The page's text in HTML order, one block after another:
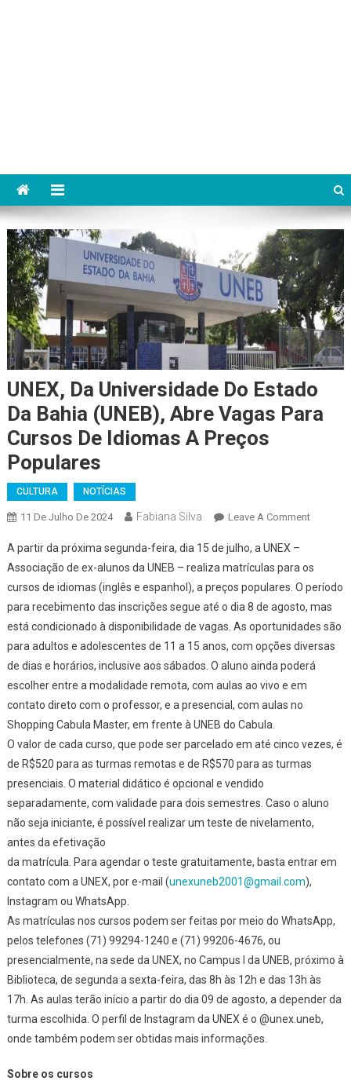
UNEX, Da Universidade Do Estado
Da Bahia (UNEB), Abre Vagas Para
Cursos De Idiomas A Preços
Populares
CULTURA NOTÍCIAS
11 De Julho De 2024 Fabiana Silva Leave A CommentOn
Do
Estado
Da
Bahia
(UNEB),
De
Idiomas
Preços
A partir da próxima segunda-feira, dia 15 de julho, a UNEX –
Associação de ex-alunos da UNEB – realiza matrículas para os
cursos de idiomas (inglês e espanhol), a preços populares. O período
para recebimento das inscrições segue até o dia 8 de agosto, mas
está condicionado à disponibilidade de vagas. As oportunidades são
para adultos e adolescentes de 11 a 15 anos, com opções diversas
de dias e horários, inclusive aos sábados. O aluno ainda poderá
escolher entre a modalidade remota, com aulas ao vivo e em
contato direto com o professor, e a presencial, com aulas no
Shopping Cabula Master, em frente à UNEB do Cabula.
O valor de cada curso, que pode ser parcelado em até cinco vezes, é
de R$520 para as turmas remotas e de R$570 para as turmas
presenciais. O material didático é opcional e vendido
separadamente, com validade para dois semestres. Caso o aluno
não seja iniciante, é possível realizar um teste de nivelamento,
antes da efetivação
da matrícula. Para agendar o teste gratuitamente, basta entrar em
contato com a UNEX, por e-mail (unexuneb2001@gmail.com),
Instagram ou WhatsApp.
As matrículas nos cursos podem ser feitas por meio do WhatsApp,
pelos telefones (71) 99294-1240 e (71) 99206-4676, ou
presencialmente, na sede da UNEX, no Campus I da UNEB, próximo à
Biblioteca, de segunda a sexta-feira, das 8h às 12h e das 13h às
17h. As aulas terão início a partir do dia 09 de agosto, a depender da
turma escolhida. O perfil de Instagram da UNEX é o @unex.uneb,
onde também podem ser obtidas mais informações.
Sobre os cursos